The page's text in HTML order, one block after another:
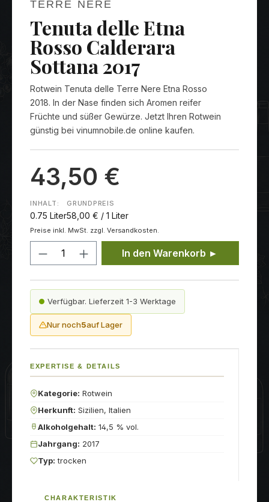
TERRE NERE
Tenuta delle Etna
Rosso Calderara
Sottana 2017
Rotwein Tenuta delle Terre Nere Etna Rosso
2018. In der Nase finden sich Aromen reifer
Früchte und süßer Gewürze. Jetzt Ihren Rotwein
günstig bei vinumnobile.de online kaufen.
43,50 €
INHALT:
0.75 Liter
GRUNDPREIS
58,00 € / 1 Liter
Preise inkl. MwSt. zzgl. Versandkosten.
Produkt Anzahl: Gib den
In den Warenkorb ►
Verfügbar. Lieferzeit 1-3 Werktage
Nur noch5auf Lager
EXPERTISE & DETAILS
Kategorie: Rotwein
Herkunft: Sizilien, Italien
Alkoholgehalt: 14,5 % vol.
Jahrgang: 2017
Typ: trocken
CHARAKTERISTIK